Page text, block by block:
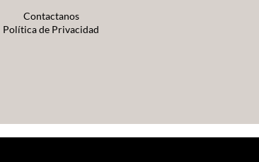
Contactanos
Política de Privacidad